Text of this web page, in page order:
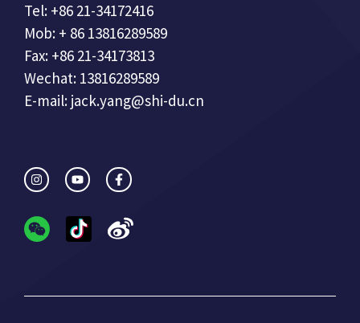
Tel: +86 21-34172416
Mob: + 86 13816289589
Fax: +86 21-34173813
Wechat: 13816289589
E-mail: jack.yang@shi-du.cn